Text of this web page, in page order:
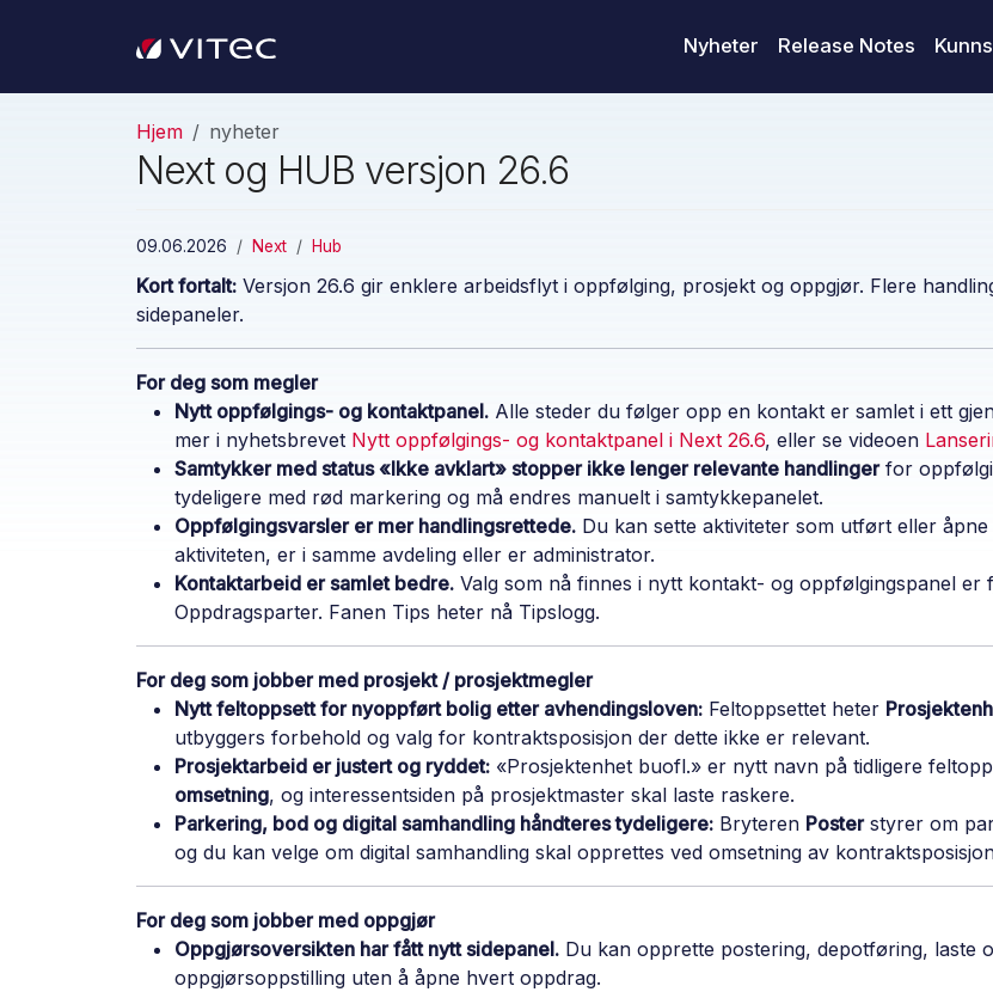
Nyheter Release Notes
Hjem nyheter
Next og HUB versjon 26.6
09.06.2026 Next Hub
Kort fortalt: Versjon 26.6 gir enklere arbeidsflyt i oppfølging, prosjekt og oppgjør. Flere
sidepaneler.
For deg som megler
Nytt oppfølgings- og kontaktpanel. Alle steder du følger opp en kontakt er samlet i ett
mer i nyhetsbrevet Nytt oppfølgings- og kontaktpanel i Next 26.6, eller se videoen
Samtykker med status «Ikke avklart» stopper ikke lenger relevante handlingerfor
tydeligere med rød markering og må endres manuelt i samtykkepanelet.
Oppfølgingsvarsler er mer handlingsrettede. Du kan sette aktiviteter som utført eller
aktiviteten, er i samme avdeling eller er administrator.
Kontaktarbeid er samlet bedre. Valg som nå finnes i nytt kontakt- og oppfølgingspanel
Oppdragsparter. Fanen Tips heter nå Tipslogg.
For deg som jobber med prosjekt / prosjektmegler
Nytt feltoppsett for nyoppført bolig etter avhendingsloven: Feltoppsettet heter
utbyggers forbehold og valg for kontraktsposisjon der dette ikke er relevant.
Prosjektarbeid er justert og ryddet: «Prosjektenhet buofl.» er nytt navn på tidligere
omsetning, og interessentsiden på prosjektmaster skal laste raskere.
Parkering, bod og digital samhandling håndteres tydeligere: Bryteren Posterstyrer om
og du kan velge om digital samhandling skal opprettes ved omsetning av
For deg som jobber med oppgjør
Oppgjørsoversikten har fått nytt sidepanel. Du kan opprette postering, depotføring, laste
oppgjørsoppstilling uten å åpne hvert oppdrag.